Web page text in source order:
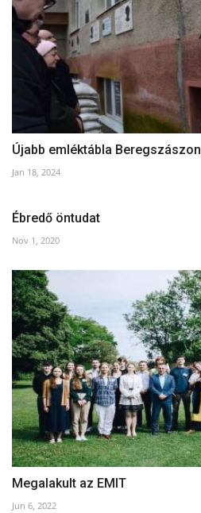
Újabb emléktábla Beregszászon
Jan 18, 2024
Ébredő öntudat
Nov 1, 2020
Megalakult az EMIT
Jun 6, 2022